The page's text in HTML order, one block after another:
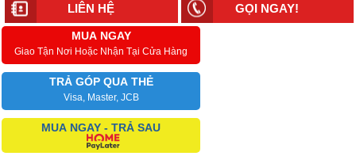
LIÊN HỆ GỌI NGAY!
MUA NGAY
Giao Tận Nơi Hoặc Nhận Tại Cửa Hàng
TRẢ GÓP QUA THẺ
Visa, Master, JCB
MUA NGAY - TRẢ SAU